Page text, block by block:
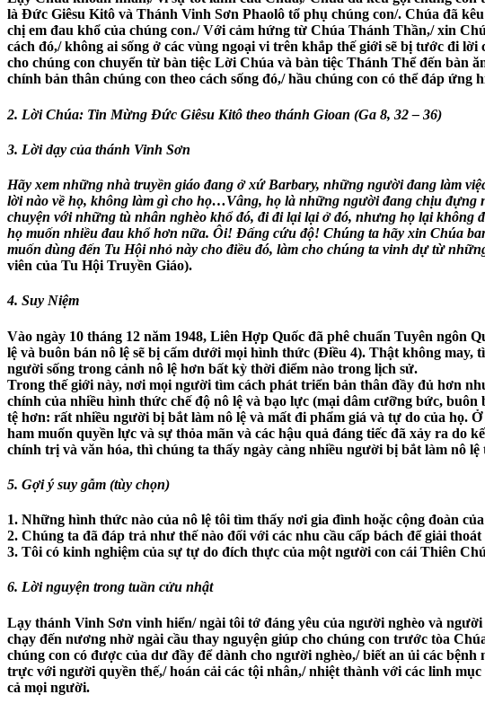
là Đức Giêsu Kitô và Thánh Vinh Sơn Phaolô tổ phụ chúng con/. Chúa đã
chị em đau khổ của chúng con./ Với cảm hứng từ Chúa Thánh Thần,/ xin
cách đó,/ không ai sống ở các vùng ngoại vi trên khắp thế giới sẽ bị tước đi
cho chúng con chuyển từ bàn tiệc Lời Chúa và bàn tiệc Thánh Thể đến bàn
chính bản thân chúng con theo cách sống đó,/ hầu chúng con có thể đáp
2. Lời Chúa: Tin Mừng Đức Giêsu Kitô theo thánh Gioan (Ga 8, 32 – 36)
3. Lời dạy của thánh Vinh Sơn
Hãy xem những nhà truyền giáo đang ở xứ Barbary, những người đang làm
lời nào về họ, không làm gì cho họ…Vâng, họ là những người đang chịu
chuyện với những tù nhân nghèo khổ đó, đi đi lại lại ở đó, nhưng họ lại không
họ muốn nhiều đau khổ hơn nữa. Ôi! Đấng cứu độ! Chúng ta hãy xin Chúa
muốn dùng đến Tu Hội nhỏ này cho điều đó, làm cho chúng ta vinh dự từ
viên của Tu Hội Truyền Giáo).
4. Suy Niệm
Vào ngày 10 tháng 12 năm 1948, Liên Hợp Quốc đã phê chuẩn Tuyên ngôn
lệ và buôn bán nô lệ sẽ bị cấm dưới mọi hình thức (Điều 4). Thật không
người sống trong cảnh nô lệ hơn bất kỳ thời điểm nào trong lịch sử.
Trong thế giới này, nơi mọi người tìm cách phát triển bản thân đầy đủ hơn
chính của nhiều hình thức chế độ nô lệ và bạo lực (mại dâm cưỡng bức,
tệ hơn: rất nhiều người bị bắt làm nô lệ và mất đi phẩm giá và tự do của họ.
ham muốn quyền lực và sự thỏa mãn và các hậu quả đáng tiếc đã xảy ra do
chính trị và văn hóa, thì chúng ta thấy ngày càng nhiều người bị bắt làm nô lệ
5. Gợi ý suy gẫm (tùy chọn)
1. Những hình thức nào của nô lệ tôi tìm thấy nơi gia đình hoặc cộng đoàn
2. Chúng ta đã đáp trả như thế nào đối với các nhu cầu cấp bách để giải
3. Tôi có kinh nghiệm của sự tự do đích thực của một người con cái Thiên
6. Lời nguyện trong tuần cửu nhật
Lạy thánh Vinh Sơn vinh hiển/ ngài tôi tớ đáng yêu của người nghèo và
chạy đến nương nhờ ngài cầu thay nguyện giúp cho chúng con trước tòa
chúng con có được của dư đầy để dành cho người nghèo,/ biết an ủi các
trực với người quyền thế,/ hoán cải các tội nhân,/ nhiệt thành với các linh
cả mọi người.